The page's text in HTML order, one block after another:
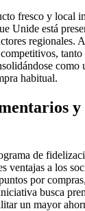
fresco y local
Unide está
regionales.
como
habitual.
y
de
ventajas a los
por
busca
un mayor